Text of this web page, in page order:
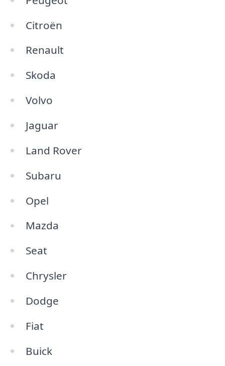
Citroën
Renault
Skoda
Volvo
Jaguar
Land Rover
Subaru
Opel
Mazda
Seat
Chrysler
Dodge
Fiat
Buick